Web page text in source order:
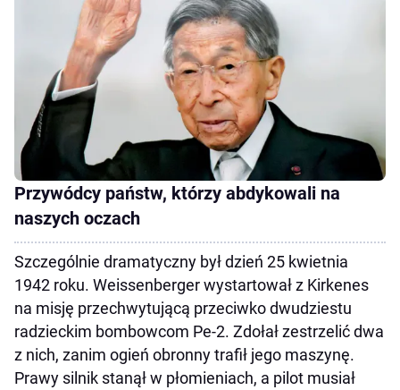
Przywódcy państw, którzy abdykowali na
naszych oczach
Szczególnie dramatyczny był dzień 25 kwietnia
1942 roku. Weissenberger wystartował z Kirkenes
na misję przechwytującą przeciwko dwudziestu
radzieckim bombowcom Pe-2. Zdołał zestrzelić dwa
z nich, zanim ogień obronny trafił jego maszynę.
Prawy silnik stanął w płomieniach, a pilot musiał